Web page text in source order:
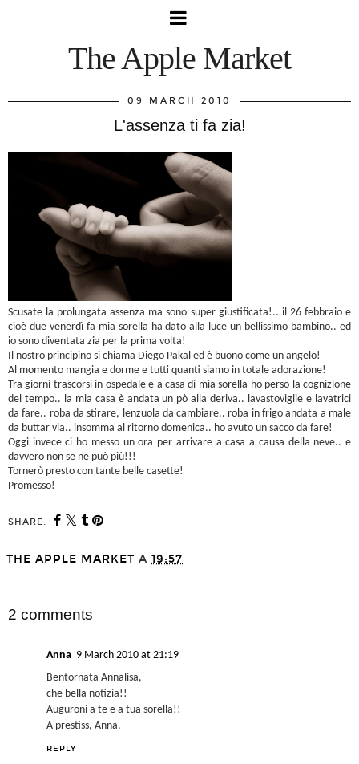
The Apple Market
09 MARCH 2010
L'assenza ti fa zia!
Scusate la prolungata assenza ma sono super giustificata!.. il 26 febbraio e
cioè due venerdì fa mia sorella ha dato alla luce un bellissimo bambino.. ed
io sono diventata zia per la prima volta!
Il nostro principino si chiama Diego Pakal ed è buono come un angelo!
Al momento mangia e dorme e tutti quanti siamo in totale adorazione!
Tra giorni trascorsi in ospedale e a casa di mia sorella ho perso la cognizione
del tempo.. la mia casa è andata un pò alla deriva.. lavastoviglie e lavatrici
da fare.. roba da stirare, lenzuola da cambiare.. roba in frigo andata a male
da buttar via.. insomma al ritorno domenica.. ho avuto un sacco da fare!
Oggi invece ci ho messo un ora per arrivare a casa a causa della neve.. e
davvero non se ne può più!!!
Tornerò presto con tante belle casette!
Promesso!
SHARE:
THE APPLE MARKET A 19:57
2 comments
Anna 9 March 2010 at 21:19
Bentornata Annalisa,
che bella notizia!!
Auguroni a te e a tua sorella!!
A prestiss, Anna.
REPLY